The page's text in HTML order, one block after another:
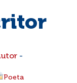
-
Poeta